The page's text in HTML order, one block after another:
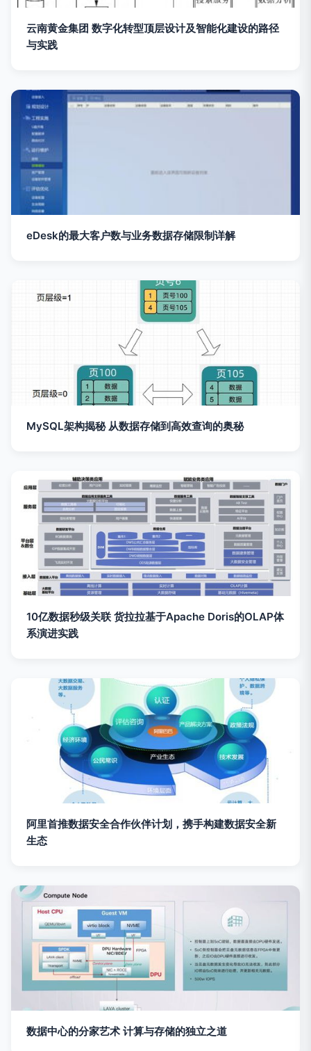
云南黄金集团 数字化转型顶层设计及智能化建设的路径
与实践
eDesk的最大客户数与业务数据存储限制详解
MySQL架构揭秘 从数据存储到高效查询的奥秘
10亿数据秒级关联 货拉拉基于Apache Doris的OLAP体
系演进实践
阿里首推数据安全合作伙伴计划，携手构建数据安全新
生态
数据中心的分家艺术 计算与存储的独立之道